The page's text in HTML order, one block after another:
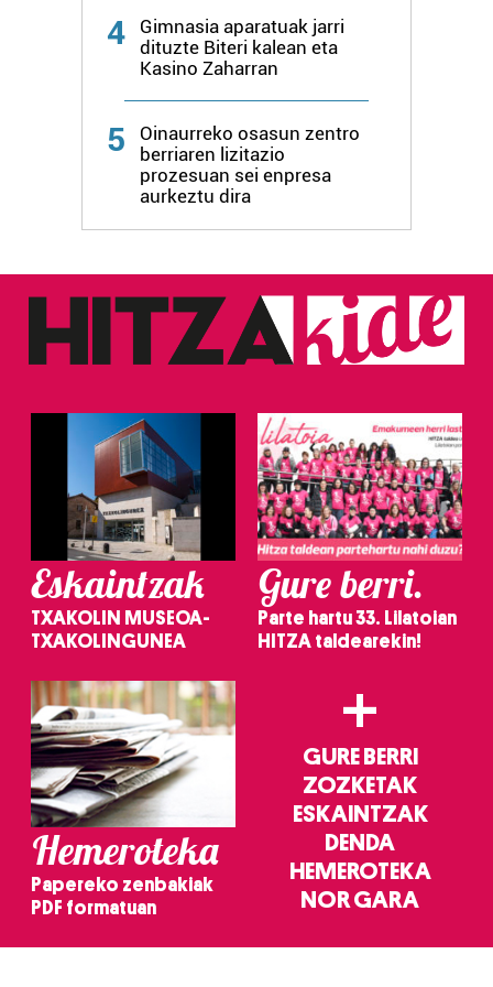
4
Gimnasia aparatuak jarri
dituzte Biteri kalean eta
Kasino Zaharran
5
Oinaurreko osasun zentro
berriaren lizitazio
prozesuan sei enpresa
aurkeztu dira
Eskaintzak
TXAKOLIN MUSEOA-
TXAKOLINGUNEA
Gure berri.
Parte hartu 33. Lilatoian
HITZA taldearekin!
Hemeroteka
Papereko zenbakiak
PDF formatuan
+
GURE BERRI
ZOZKETAK
ESKAINTZAK
DENDA
HEMEROTEKA
NOR GARA